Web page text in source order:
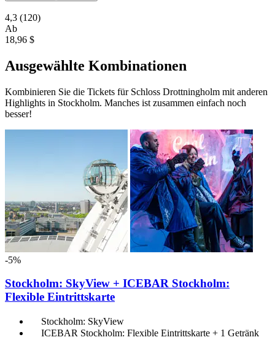
4,3 (120)
Ab
18,96 $
Ausgewählte Kombinationen
Kombinieren Sie die Tickets für Schloss Drottningholm mit anderen
Highlights in Stockholm. Manches ist zusammen einfach noch
besser!
-5%
Stockholm: SkyView + ICEBAR Stockholm:
Flexible Eintrittskarte
Stockholm: SkyView
ICEBAR Stockholm: Flexible Eintrittskarte + 1 Getränk